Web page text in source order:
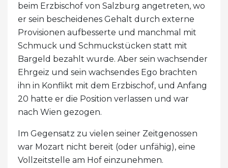
beim Erzbischof von Salzburg angetreten, wo
er sein bescheidenes Gehalt durch externe
Provisionen aufbesserte und manchmal mit
Schmuck und Schmuckstücken statt mit
Bargeld bezahlt wurde. Aber sein wachsender
Ehrgeiz und sein wachsendes Ego brachten
ihn in Konflikt mit dem Erzbischof, und Anfang
20 hatte er die Position verlassen und war
nach Wien gezogen.
Im Gegensatz zu vielen seiner Zeitgenossen
war Mozart nicht bereit (oder unfähig), eine
Vollzeitstelle am Hof ​​einzunehmen.